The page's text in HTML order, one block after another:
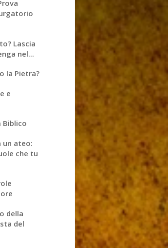
Lascia
nel...
la Pietra?
e
Biblico
un ateo:
che tu
della
del